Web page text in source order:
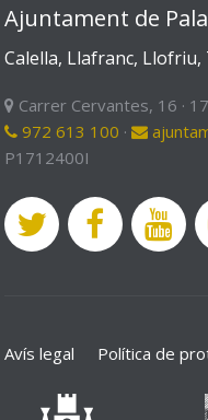
Ajuntament de
Calella, Llafranc, Llofriu,
Carrer Cervantes, 16 ·
972 613 100 ·
P1712400I
Avís legal Política de